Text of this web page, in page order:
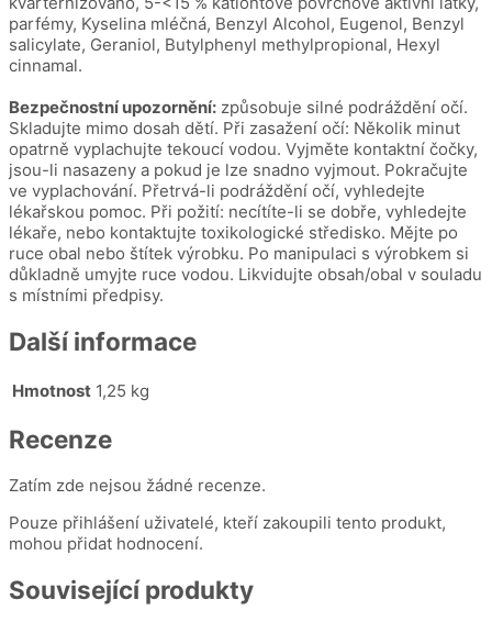
parfémy, Kyselina mléčná, Benzyl Alcohol, Eugenol, Benzyl
salicylate, Geraniol, Butylphenyl methylpropional, Hexyl
cinnamal.
Bezpečnostní upozornění: způsobuje silné podráždění očí.
Skladujte mimo dosah dětí. Při zasažení očí: Několik minut
opatrně vyplachujte tekoucí vodou. Vyjměte kontaktní čočky,
jsou-li nasazeny a pokud je lze snadno vyjmout. Pokračujte
ve vyplachování. Přetrvá-li podráždění očí, vyhledejte
lékařskou pomoc. Při požití: necítíte-li se dobře, vyhledejte
lékaře, nebo kontaktujte toxikologické středisko. Mějte po
ruce obal nebo štítek výrobku. Po manipulaci s výrobkem si
důkladně umyjte ruce vodou. Likvidujte obsah/obal v souladu
s místními předpisy.
Další informace
Hmotnost 1,25 kg
Recenze
Zatím zde nejsou žádné recenze.
Pouze přihlášení uživatelé, kteří zakoupili tento produkt,
mohou přidat hodnocení.
Související produkty